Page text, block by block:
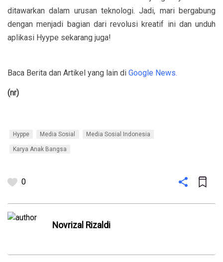
ditawarkan dalam urusan teknologi. Jadi, mari bergabung
dengan menjadi bagian dari revolusi kreatif ini dan unduh
aplikasi Hyype sekarang juga!
Baca Berita dan Artikel yang lain di Google News.
(nr)
Hyppe Media Sosial Media Sosial Indonesia
Karya Anak Bangsa
0
Novrizal Rizaldi